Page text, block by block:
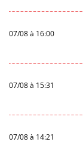
07/08 à 16:00
07/08 à 15:31
07/08 à 14:21